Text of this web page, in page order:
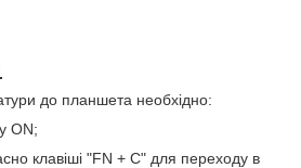
до планшета необхідно:
ON;
клавіші "FN + C" для переходу в